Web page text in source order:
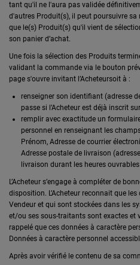
tant qu'il ne l'aura pas validée
d'autres Produit(s), il peut poursuivre
que le(s) Produit(s) qu'il vient de
son panier d’achat.
Une fois la sélection des Produits
validant la commande via le bouton
page s'ouvre invitant l’Acheteursoit à :
renseigner son identifiant (adresse
passe si l’Acheteur est déjà inscrit
remplir avec exactitude un
personnel en renseignant les
Prénom, Adresse de courrier
Adresse postale de livraison
livraison durant les heures
L’Acheteur s’engage à compléter de
disposition. L’Acheteur reconnait que
Vendeur et qui sont stockées dans les
et/ou ses sous-traitants sont exactes et
rappelé que ces données à caractère
Données à caractère personnel
Après avoir vérifié le contenu de sa